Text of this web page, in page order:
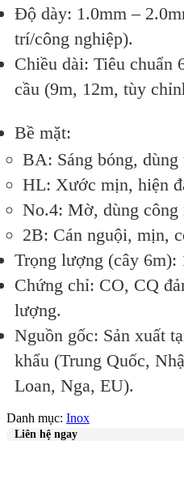
Độ dày: 1.0mm –
trí/công nghiệp).
Chiều dài: Tiêu chuẩn
cầu (9m, 12m, tùy
Bề mặt:
BA: Sáng bóng,
HL: Xước mịn, hiện
No.4: Mờ, dùng công
2B: Cán nguội, mịn,
Trọng lượng (cây 6m):
Chứng chỉ: CO, CQ
lượng.
Nguồn gốc: Sản xuất
khẩu (Trung Quốc,
Loan, Nga, EU).
Danh mục: Inox
Liên hệ ngay